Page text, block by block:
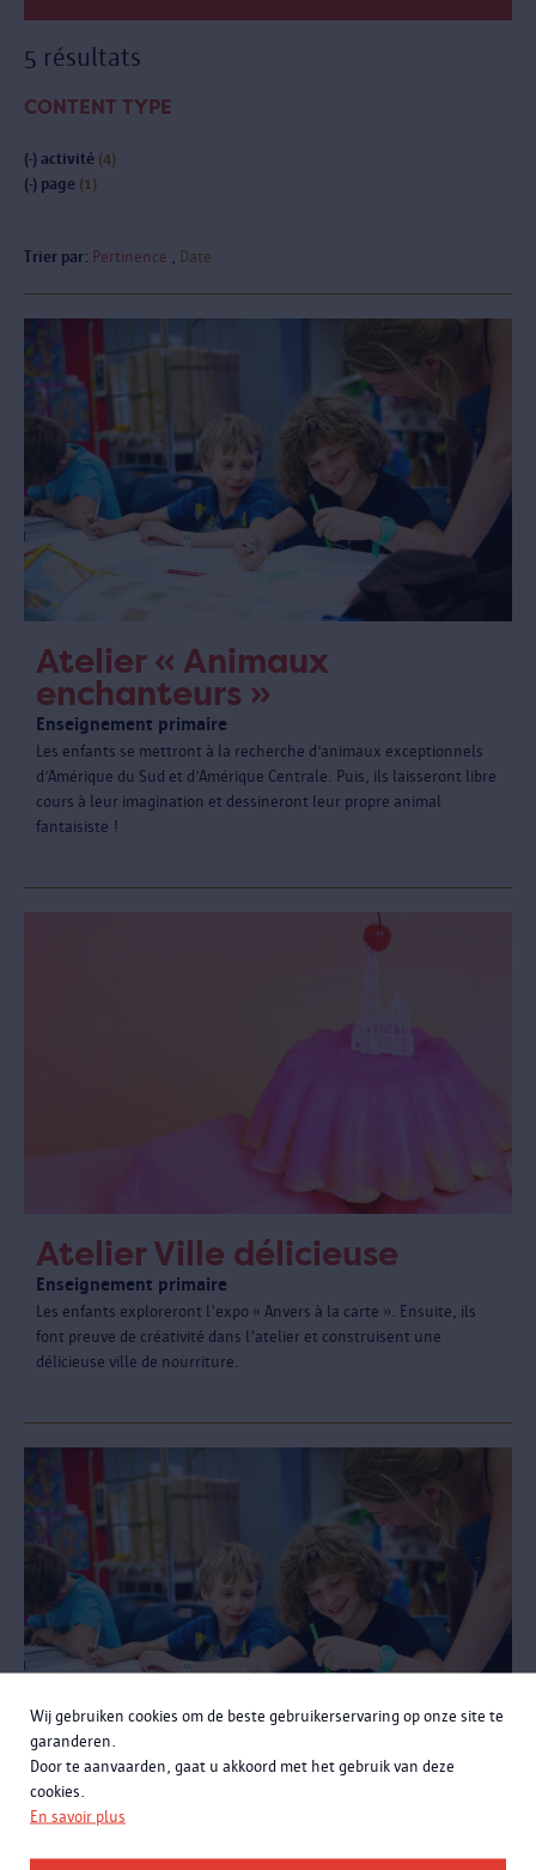
Wij gebruiken cookies om de beste gebruikerservaring op onze site te
garanderen.
Door te aanvaarden, gaat u akkoord met het gebruik van deze
cookies.
En savoir plus
5 résultats
CONTENT TYPE
(-) activité (4)
(-) page (1)
Trier par: Pertinence Date
Atelier « Animaux
enchanteurs »
Enseignement primaire
Les enfants se mettront à la recherche d’animaux exceptionnels
d’Amérique du Sud et d’Amérique Centrale. Puis, ils laisseront libre
cours à leur imagination et dessineront leur propre animal
fantaisiste !
Atelier Ville délicieuse
Enseignement primaire
Les enfants exploreront l'expo « Anvers à la carte ». Ensuite, ils
font preuve de créativité dans l'atelier et construisent une
délicieuse ville de nourriture.
Atelier « Le petit globe-trotteur »
Enseignement maternel et primaire